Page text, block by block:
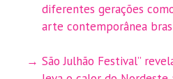
diferentes gerações
arte contemporânea
São Julhão Festival”